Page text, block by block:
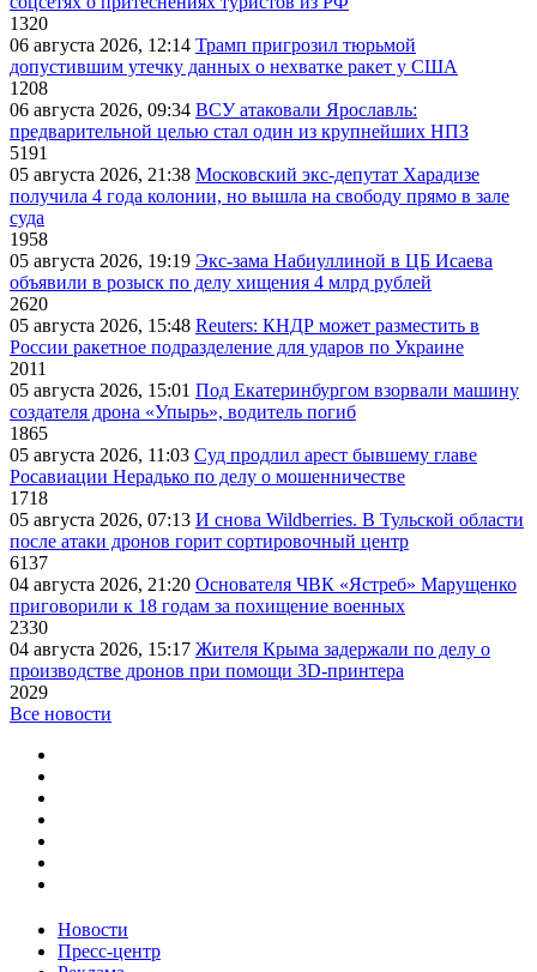
1320
06 августа 2026, 12:14 Трамп пригрозил тюрьмой
допустившим утечку данных о нехватке ракет у США
1208
06 августа 2026, 09:34 ВСУ атаковали Ярославль:
предварительной целью стал один из крупнейших НПЗ
5191
05 августа 2026, 21:38 Московский экс-депутат Харадизе
получила 4 года колонии, но вышла на свободу прямо в зале
суда
1958
05 августа 2026, 19:19 Экс-зама Набиуллиной в ЦБ Исаева
объявили в розыск по делу хищения 4 млрд рублей
2620
05 августа 2026, 15:48 Reuters: КНДР может разместить в
России ракетное подразделение для ударов по Украине
2011
05 августа 2026, 15:01 Под Екатеринбургом взорвали машину
создателя дрона «Упырь», водитель погиб
1865
05 августа 2026, 11:03 Суд продлил арест бывшему главе
Росавиации Нерадько по делу о мошенничестве
1718
05 августа 2026, 07:13 И снова Wildberries. В Тульской области
после атаки дронов горит сортировочный центр
6137
04 августа 2026, 21:20 Основателя ЧВК «Ястреб» Марущенко
приговорили к 18 годам за похищение военных
2330
04 августа 2026, 15:17 Жителя Крыма задержали по делу о
производстве дронов при помощи 3D‑принтера
2029
Все новости
Новости
Пресс-центр